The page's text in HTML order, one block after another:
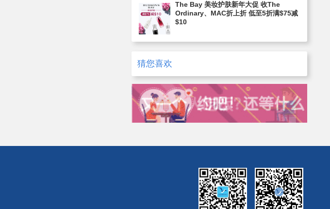
The Bay 美妆护肤新年大促 收The
Ordinary、MAC折上折 低至5折满$75减
$10
猜您喜欢